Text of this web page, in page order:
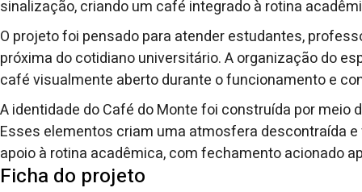
sinalização, criando um café integrado à rotina
O projeto foi pensado para atender estudantes,
próxima do cotidiano universitário. A organização do
café visualmente aberto durante o funcionamento e
A identidade do Café do Monte foi construída por meio
Esses elementos criam uma atmosfera descontraída
apoio à rotina acadêmica, com fechamento acionado
Ficha do projeto